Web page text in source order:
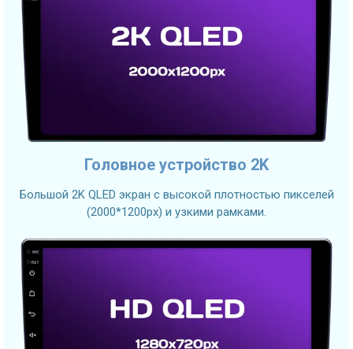
Головное устройство 2K
Большой 2K QLED экран с высокой плотностью пикселей
(2000*1200px) и узкими рамками.